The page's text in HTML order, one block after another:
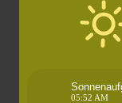
05:52 AM